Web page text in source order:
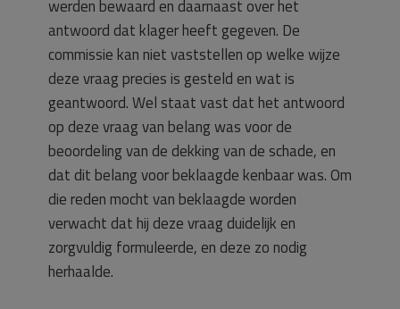
werden bewaard en daarnaast over het
antwoord dat klager heeft gegeven. De
commissie kan niet vaststellen op welke wijze
deze vraag precies is gesteld en wat is
geantwoord. Wel staat vast dat het antwoord
op deze vraag van belang was voor de
beoordeling van de dekking van de schade, en
dat dit belang voor beklaagde kenbaar was. Om
die reden mocht van beklaagde worden
verwacht dat hij deze vraag duidelijk en
zorgvuldig formuleerde, en deze zo nodig
herhaalde.